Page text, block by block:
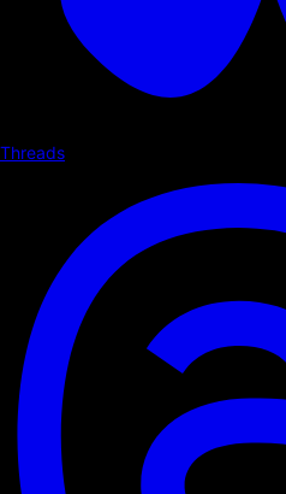
Threads